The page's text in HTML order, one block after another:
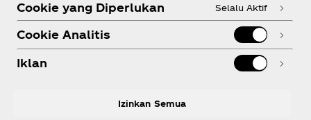
Perlu bantuan?
Cookie yang Diperlukan
Selalu Aktif
Cookie Analitis
Iklan
Izinkan Semua